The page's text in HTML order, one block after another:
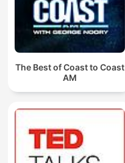
The Best of Coast to Coast
AM